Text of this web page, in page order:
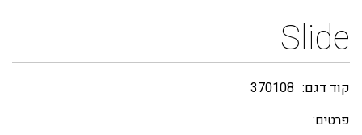
Slide
קוד דגם: 370108
פרטים: